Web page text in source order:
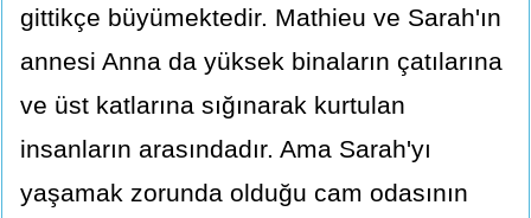
gittikçe büyümektedir. Mathieu ve Sarah'ın
annesi Anna da yüksek binaların çatılarına
ve üst katlarına sığınarak kurtulan
insanların arasındadır. Ama Sarah'yı
yaşamak zorunda olduğu cam odasının